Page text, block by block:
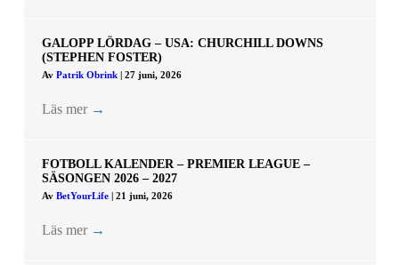
GALOPP LÖRDAG – USA: CHURCHILL DOWNS
(STEPHEN FOSTER)
Av Patrik Obrink 27 juni, 2026
Läs mer →
FOTBOLL KALENDER – PREMIER LEAGUE –
SÄSONGEN 2026 – 2027
Av BetYourLife 21 juni, 2026
Läs mer →